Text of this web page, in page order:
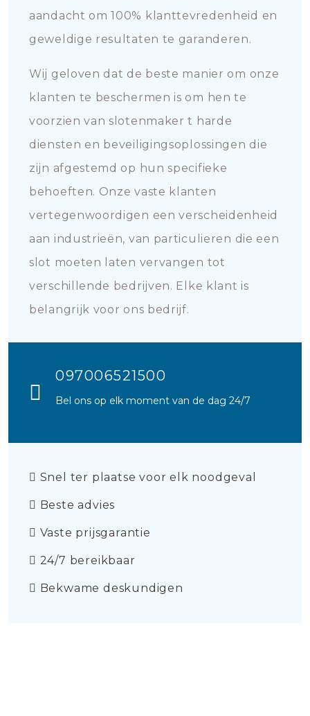
aandacht om 100% klanttevredenheid en
geweldige resultaten te garanderen.
Wij geloven dat de beste manier om onze
klanten te beschermen is om hen te
voorzien van slotenmaker t harde
diensten en beveiligingsoplossingen die
zijn afgestemd op hun specifieke
behoeften. Onze vaste klanten
vertegenwoordigen een verscheidenheid
aan industrieën, van particulieren die een
slot moeten laten vervangen tot
verschillende bedrijven. Elke klant is
belangrijk voor ons bedrijf.
097006521500
Bel ons op elk moment van de dag 24/7
Snel ter plaatse voor elk noodgeval
Beste advies
Vaste prijsgarantie
24/7 bereikbaar
Bekwame deskundigen